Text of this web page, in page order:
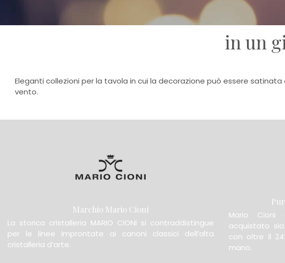
in un
Eleganti collezioni per la tavola in cui la decorazione può essere
vento.
Marchio Mario Cioni
La storica cristalleria MARIO CIONI si contraddistingue
per le linee improntate ai canoni classici dell’alta
cristalleria d’arte.
Mario
acquistato
con oltre il
mano.